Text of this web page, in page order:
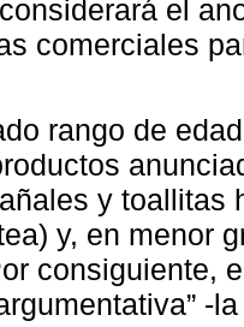
el
comerciales
rango de
y toallitas
y, en menor
consiguiente,
-